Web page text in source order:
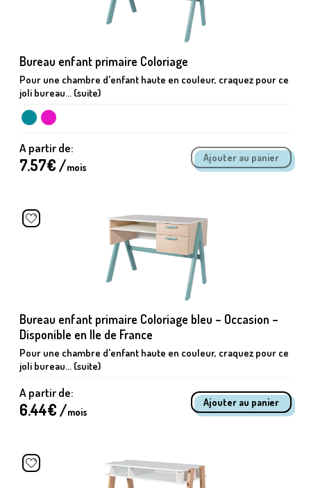
Bureau enfant primaire Coloriage
Pour une chambre d'enfant haute en couleur, craquez pour ce
joli bureau... (suite)
A partir de:
7.57€ /mois
Bureau enfant primaire Coloriage bleu – Occasion –
Disponible en Ile de France
Pour une chambre d'enfant haute en couleur, craquez pour ce
joli bureau... (suite)
A partir de:
6.44€ /mois